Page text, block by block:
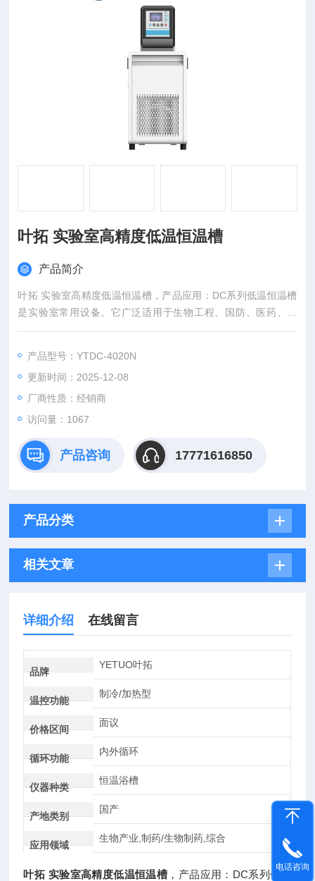
叶拓 实验室高精度低温恒温槽
产品简介
叶拓 实验室高精度低温恒温槽，产品应用：DC系列低温恒温槽
是实验室常用设备。它广泛适用于生物工程、国防、医药、食
品、化工、冶金、化学分析、石油等领域，为用户提供一个高精
院校、工厂实验室、质检部门理想的恒温槽。
产品型号：YTDC-4020N
更新时间：2025-12-08
厂商性质：经销商
访问量：1067
产品咨询 17771616850
产品分类
相关文章
详细介绍 在线留言
品牌
YETUO叶拓
温控功能
制冷/加热型
价格区间
面议
循环功能
内外循环
仪器种类
恒温浴槽
产地类别
国产
应用领域
生物产业,制药/生物制药,综合
叶拓 实验室高精度低温恒温槽 ，产品应用：DC系列低温
电话咨询